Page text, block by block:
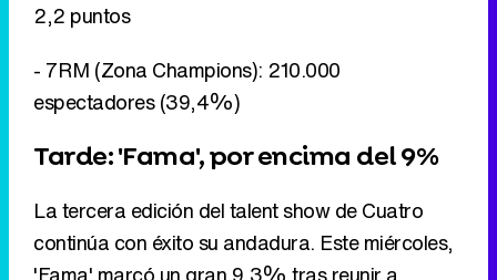
2,2 puntos
- 7RM (Zona Champions): 210.000
espectadores (39,4%)
Tarde: 'Fama', por encima del 9%
La tercera edición del talent show de Cuatro
continúa con éxito su andadura. Este miércoles,